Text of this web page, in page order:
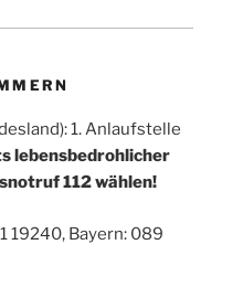
1. Anlaufstelle
lebensbedrohlicher
112 wählen!
19240, Bayern: 089